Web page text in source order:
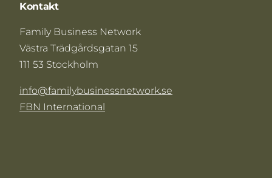
Kontakt
Family Business Network
Västra Trädgårdsgatan 15
111 53 Stockholm
info@familybusinessnetwork.se
FBN International